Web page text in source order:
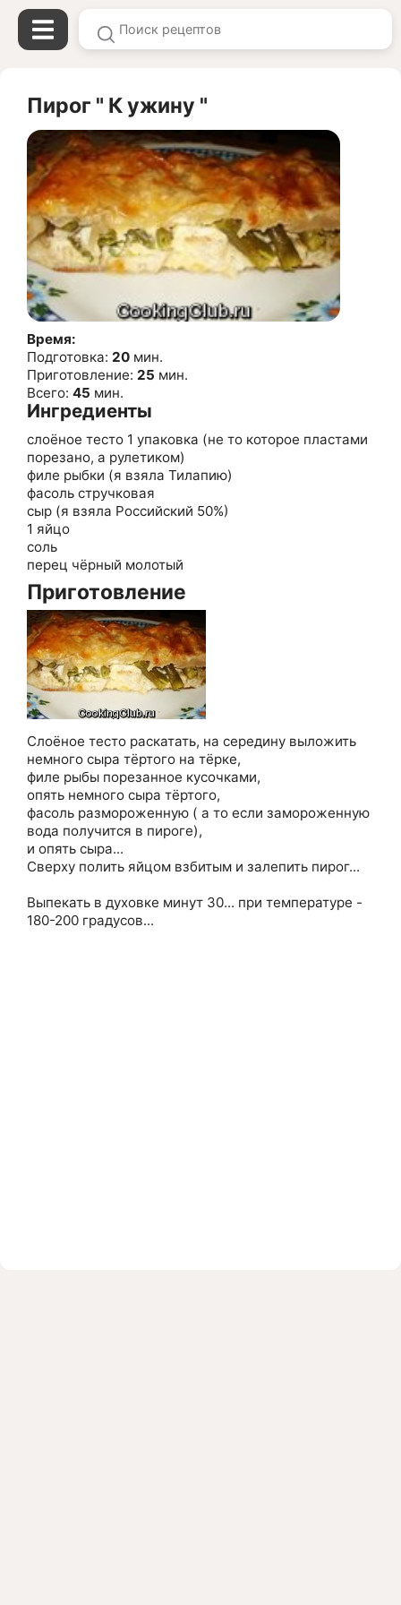
Пирог " К ужину "
Время:
Подготовка: 20 мин.
Приготовление: 25 мин.
Всего: 45 мин.
Ингредиенты
слоёное тесто 1 упаковка (не то которое пластами
порезано, а рулетиком)
филе рыбки (я взяла Тилапию)
фасоль стручковая
сыр (я взяла Российский 50%)
1 яйцо
соль
перец чёрный молотый
Приготовление
Слоёное тесто раскатать, на середину выложить
немного сыра тёртого на тёрке,
филе рыбы порезанное кусочками,
опять немного сыра тёртого,
фасоль размороженную ( а то если замороженную
вода получится в пироге),
и опять сыра...
Сверху полить яйцом взбитым и залепить пирог...
Выпекать в духовке минут 30... при температуре -
180-200 градусов...